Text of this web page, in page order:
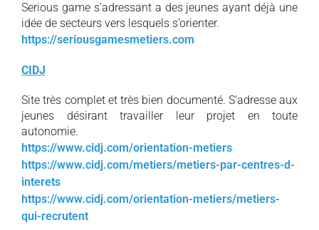
Serious game s’adressant a des jeunes ayant déjà une
idée de secteurs vers lesquels s’orienter.
https://seriousgamesmetiers.com
CIDJ
Site très complet et très bien documenté. S’adresse aux
jeunes désirant travailler leur projet en toute
autonomie.
https://www.cidj.com/orientation-metiers
https://www.cidj.com/metiers/metiers-par-centres-d-
interets
https://www.cidj.com/orientation-metiers/metiers-
qui-recrutent